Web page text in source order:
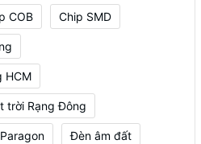
COB Chip SMD
HCM
trời Rạng Đông
Đèn âm đất